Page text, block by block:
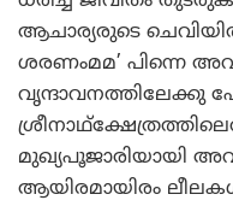
ആചാര്യരുടെ
ശരണംമമ’ പിന്നെ
വൃന്ദാവനത്തിലേക്കു
മുഖ്യപൂജാരിയായി
ആയിരമായിരം